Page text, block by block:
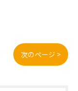
次のページ >